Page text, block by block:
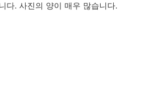
다. 사진의 양이 매우 많습니다.